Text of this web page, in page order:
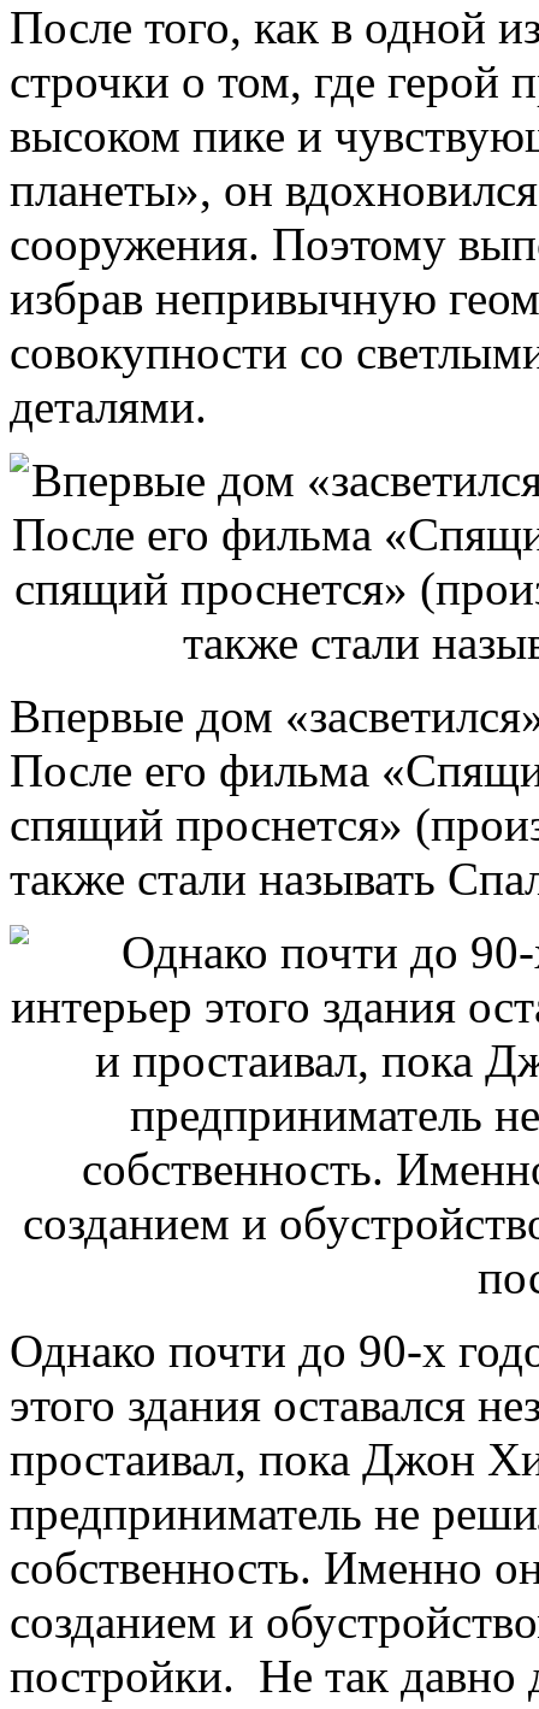
После того, как в одной
строчки о том, где герой
высоком пике и
планеты», он
сооружения. Поэтому
избрав непривычную
совокупности со
деталями.
Впервые дом
После его фильма
спящий проснется»
также стали называть
Однако почти до 90-х
этого здания оставался
простаивал, пока Джон
предприниматель не
собственность. Именно
созданием и
постройки. Не так давно